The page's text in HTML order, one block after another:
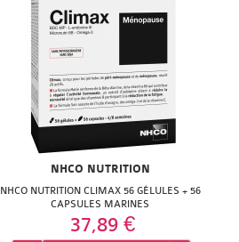
NHCO NUTRITION
NHCO NUTRITION CLIMAX 56 GÉLULES + 56
CAPSULES MARINES
37,89 €